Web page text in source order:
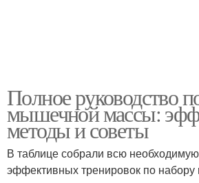
Полное руководство
мышечной массы:
методы и советы
В таблице собрали всю
эффективных тренировок по